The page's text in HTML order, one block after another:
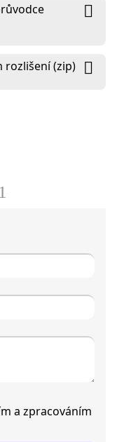
rozlišení (zip)
1
a zpracováním